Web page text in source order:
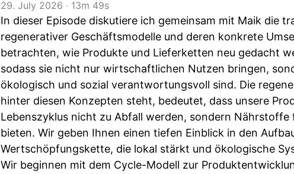
29. July 2026 ‧ 13m 49s
In dieser Episode diskutiere ich gemeinsam mit Maik die
regenerativer Geschäftsmodelle und deren konkrete
betrachten, wie Produkte und Lieferketten neu gedacht
sodass sie nicht nur wirtschaftlichen Nutzen bringen,
ökologisch und sozial verantwortungsvoll sind. Die
hinter diesen Konzepten steht, bedeutet, dass unsere
Lebenszyklus nicht zu Abfall werden, sondern Nährstoffe
bieten. Wir geben Ihnen einen tiefen Einblick in den
Wertschöpfungskette, die lokal stärkt und ökologische
Wir beginnen mit dem Cycle-Modell zur